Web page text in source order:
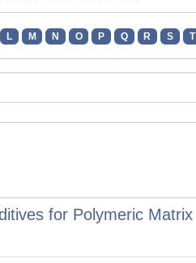
L M N O P Q R S T
for Polymeric Matrix